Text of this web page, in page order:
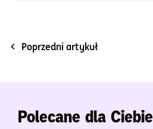
Poprzedni artykuł
Polecane dla Ciebie